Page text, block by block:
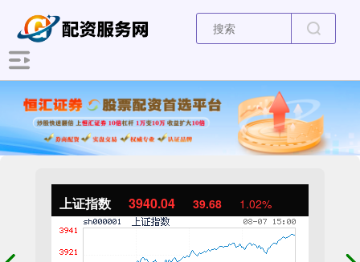
上证指数 3940.04 39.68 1.02%